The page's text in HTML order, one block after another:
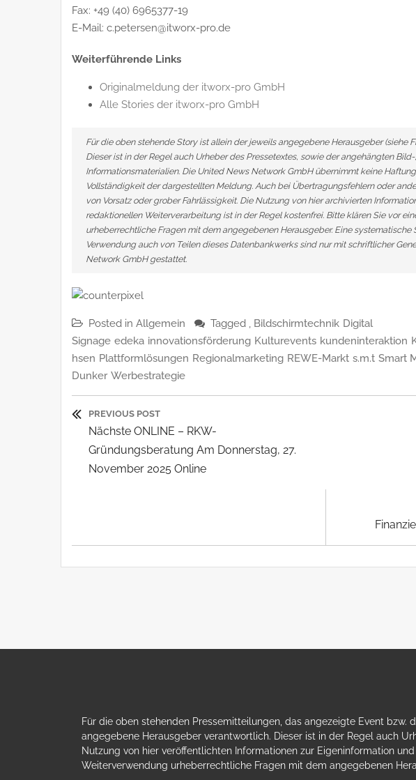
Fax: +49 (40) 6965377-19
E-Mail: c.petersen@itworx-pro.de
Weiterführende Links
Originalmeldung der itworx-pro GmbH
Alle Stories der itworx-pro GmbH
Für die oben stehende Story ist allein der jeweils angegebene Herausgeber (siehe
Dieser ist in der Regel auch Urheber des Pressetextes, sowie der angehängten
Informationsmaterialien. Die United News Network GmbH übernimmt keine
Vollständigkeit der dargestellten Meldung. Auch bei Übertragungsfehlern oder
von Vorsatz oder grober Fahrlässigkeit. Die Nutzung von hier archivierten
redaktionellen Weiterverarbeitung ist in der Regel kostenfrei. Bitte klären Sie vor
urheberrechtliche Fragen mit dem angegebenen Herausgeber. Eine
Verwendung auch von Teilen dieses Datenbankwerks sind nur mit schriftlicher
Network GmbH gestattet.
Posted in Allgemein Tagged , Bildschirmtechnik Digital
Signage edeka innovationsförderung Kulturevents kundeninteraktion
hsen Plattformlösungen Regionalmarketing REWE-Markt s.m.t Smart
Dunker Werbestrategie
Beitragsnavigation
PREVIOUS POST
Previous
Post:
Nächste ONLINE – RKW-
Gründungsberatung Am Donnerstag, 27.
November 2025 Online
Next
Post:
Für die oben stehenden Pressemitteilungen, das angezeigte Event
angegebene Herausgeber verantwortlich. Dieser ist in der Regel auch
Nutzung von hier veröffentlichten Informationen zur Eigeninformation
Weiterverwendung urheberrechtliche Fragen mit dem angegebenen